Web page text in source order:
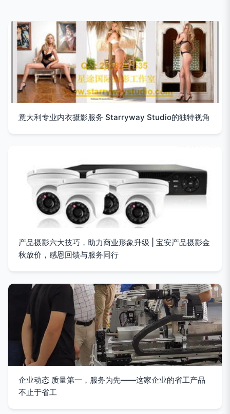
意大利专业内衣摄影服务 Starryway Studio的独特视角
产品摄影六大技巧，助力商业形象升级 | 宝安产品摄影金
秋放价，感恩回馈与服务同行
企业动态 质量第一，服务为先——这家企业的省工产品
不止于省工